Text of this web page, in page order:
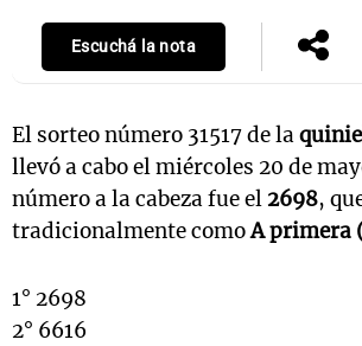
Escuchá la nota
El sorteo número 31517 de la
llevó a cabo el miércoles 20 de
número a la cabeza fue el 2698,
tradicionalmente comoA primera
1° 2698
2° 6616